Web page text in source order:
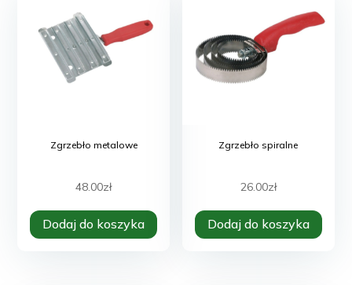
wybrać
Zgrzebło metalowe
48.00zł
Dodaj do koszyka
Zgrzebło spiralne
26.00zł
Dodaj do koszyka